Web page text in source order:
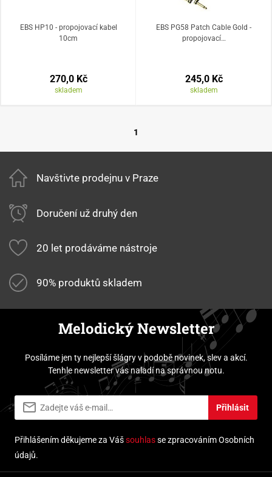
EBS HP10 - propojovací kabel
10cm
270,0 Kč
skladem
EBS PG58 Patch Cable Gold -
propojovací…
245,0 Kč
skladem
1
Navštivte prodejnu v Praze
Doručení už druhý den
20 let prodáváme nástroje
90% produktů skladem
Melodický Newsletter
Posíláme jen ty nejlepší šlágry v podobě novinek, slev a akcí.
Tenhle newsletter vás naladí na správnou notu.
Přihlásit
Přihlášením děkujeme za Vášsouhlasse zpracováním Osobních
údajů.